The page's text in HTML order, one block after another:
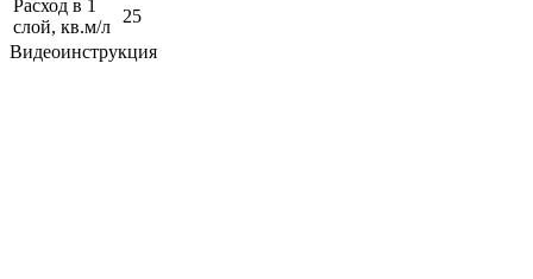
Расход в 1
слой, кв.м/л
25
Видеоинструкция